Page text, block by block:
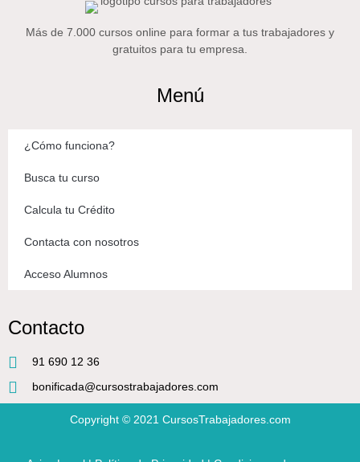
Más de 7.000 cursos online para formar a tus trabajadores y
gratuitos para tu empresa.
Menú
¿Cómo funciona?
Busca tu curso
Calcula tu Crédito
Contacta con nosotros
Acceso Alumnos
Contacto
91 690 12 36
bonificada@cursostrabajadores.com
Copyright © 2021 CursosTrabajadores.com